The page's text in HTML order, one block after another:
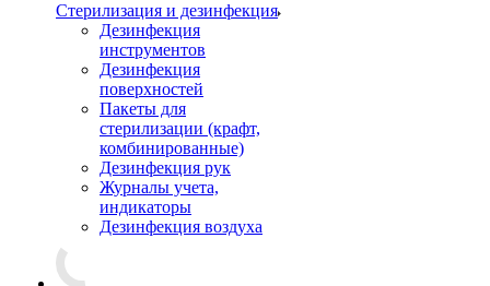
Стерилизация и дезинфекция
Дезинфекция
инструментов
Дезинфекция
поверхностей
Пакеты для
стерилизации (крафт,
комбинированные)
Дезинфекция рук
Журналы учета,
индикаторы
Дезинфекция воздуха